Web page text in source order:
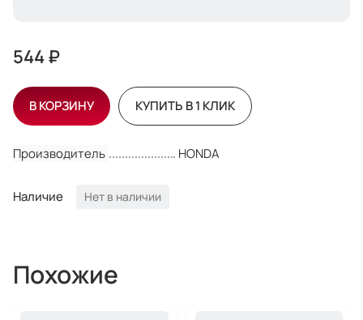
Производитель HONDA
Наличие Нет в наличии
544 ₽
В КОРЗИНУ КУПИТЬ В 1 КЛИК
Похожие